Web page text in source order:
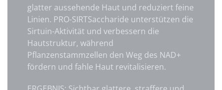
glatter aussehende Haut und reduziert feine
Linien. PRO-SIRTSaccharide unterstützen die
Sirtuin-Aktivität und verbessern die
Hautstruktur, während
Pflanzenstammzellen den Weg des NAD+
fördern und fahle Haut revitalisieren.